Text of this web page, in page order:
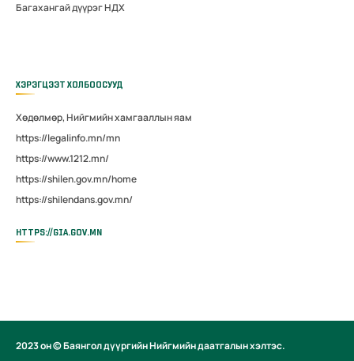
Багахангай дүүрэг НДХ
ХЭРЭГЦЭЭТ ХОЛБООСУУД
Хөдөлмөр, Нийгмийн хамгааллын яам
https://legalinfo.mn/mn
https://www.1212.mn/
https://shilen.gov.mn/home
https://shilendans.gov.mn/
HTTPS://GIA.GOV.MN
2023 он © Баянгол дүүргийн Нийгмийн даатгалын хэлтэс.